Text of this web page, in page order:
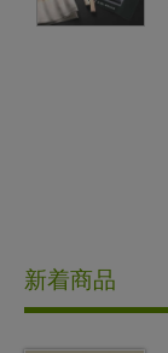
新着商品